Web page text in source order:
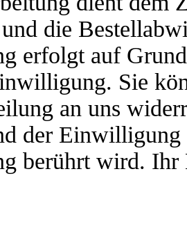
und die
erfolgt auf
Sie
an uns
der
berührt wird.